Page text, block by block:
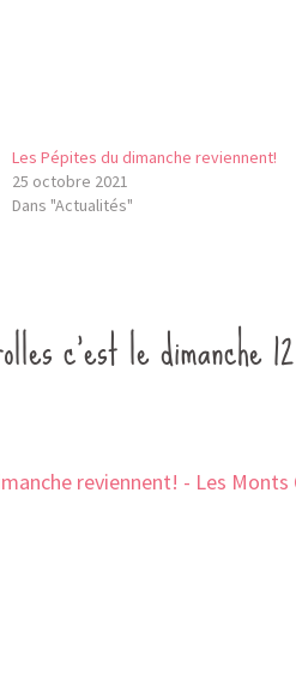
Les Pépites du dimanche reviennent!
25 octobre 2021
Dans "Actualités"
c’est le dimanche
reviennent! - Les